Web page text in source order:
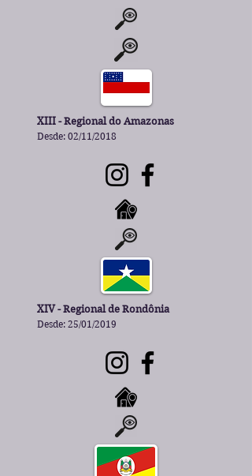
XIII - Regional do Amazonas
Desde: 02/11/2018
XIV - Regional de Rondônia
Desde: 25/01/2019